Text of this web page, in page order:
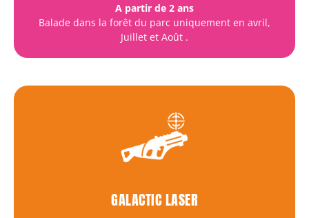
A partir de 2 ans
Balade dans la forêt du parc uniquement en avril,
Juillet et Août .
GALACTIC LASER